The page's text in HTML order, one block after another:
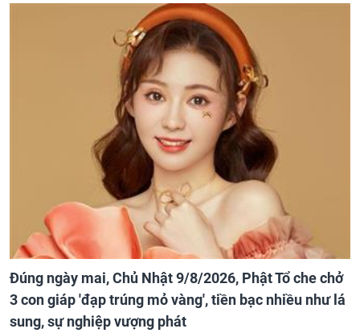
Đúng ngày mai, Chủ Nhật 9/8/2026, Phật Tổ che chở
3 con giáp 'đạp trúng mỏ vàng', tiền bạc nhiều như lá
sung, sự nghiệp vượng phát